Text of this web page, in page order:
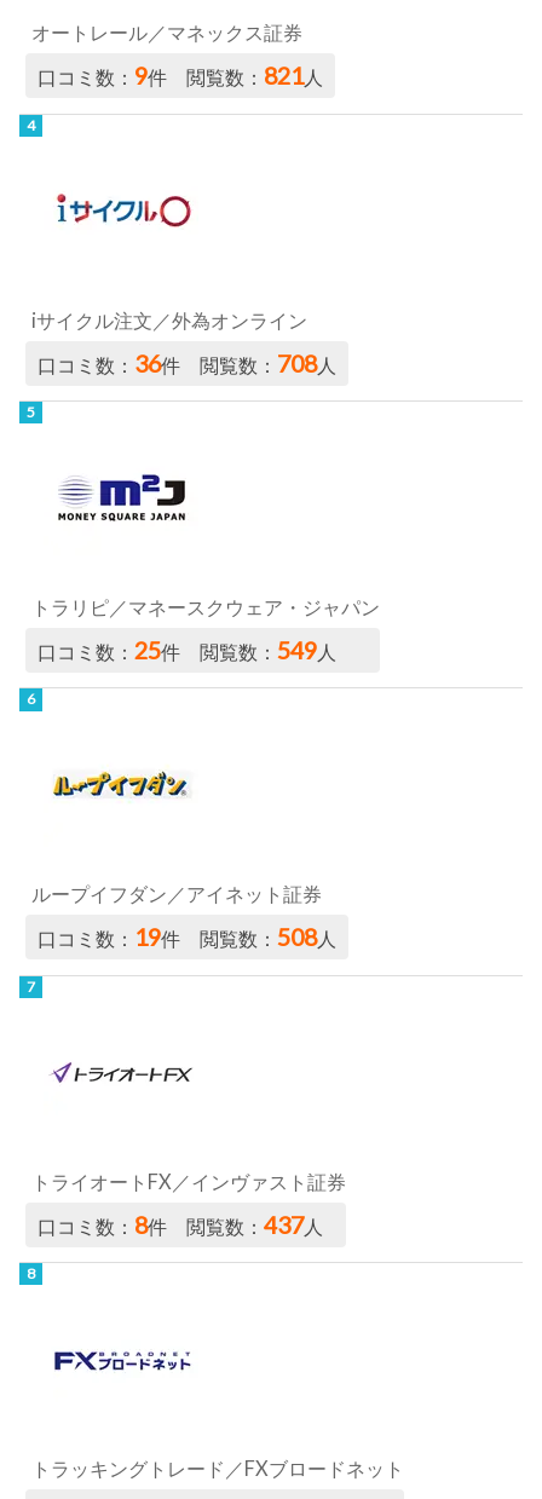
オートレール／マネックス証券
口コミ数： 9件 閲覧数： 821人
iサイクル注文／外為オンライン
口コミ数： 36件 閲覧数： 708人
トラリピ／マネースクウェア・ジャパン
口コミ数：25件 閲覧数：549 人
ループイフダン／アイネット証券
口コミ数： 19件 閲覧数：508人
トライオートFX／インヴァスト証券
口コミ数： 8件 閲覧数：437人
トラッキングトレード／FXブロードネット